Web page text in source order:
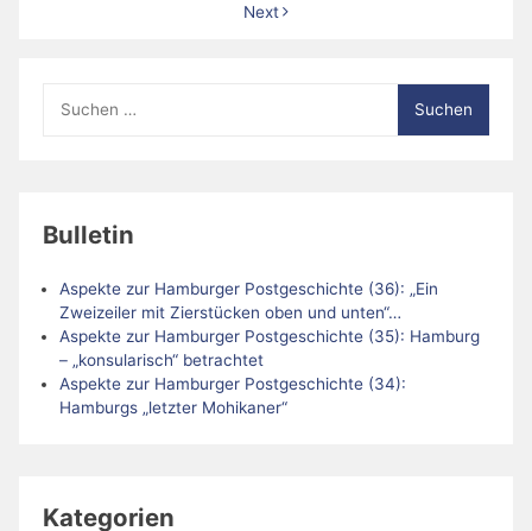
Next
nach:
Bulletin
Aspekte zur Hamburger Postgeschichte (36): „Ein
Zweizeiler mit Zierstücken oben und unten“…
Aspekte zur Hamburger Postgeschichte (35): Hamburg
– „konsularisch“ betrachtet
Aspekte zur Hamburger Postgeschichte (34):
Hamburgs „letzter Mohikaner“
Kategorien